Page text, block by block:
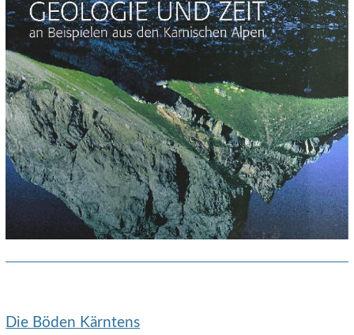
Die Böden Kärntens